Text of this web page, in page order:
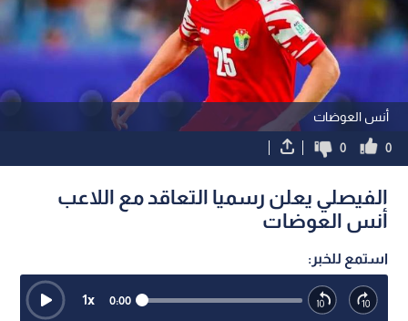
أنس العوضات
0
0
الفيصلي يعلن رسميا التعاقد مع اللاعب
أنس العوضات
استمع للخبر:
0:00
1x